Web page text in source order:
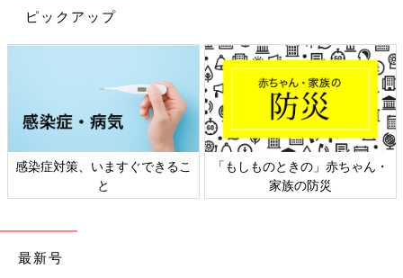
ピックアップ
日本外来小児科学会リーフレッ
ト検討会
六星占術 細木かおりさんの人生
相談
最新号